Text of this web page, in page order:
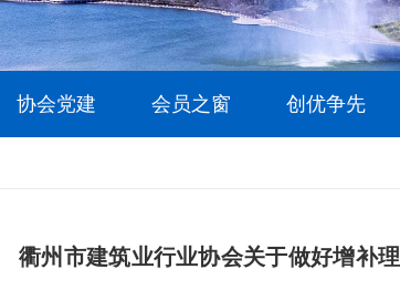
协会党建 会员之窗 创优争先
衢州市建筑业行业协会关于做好增补